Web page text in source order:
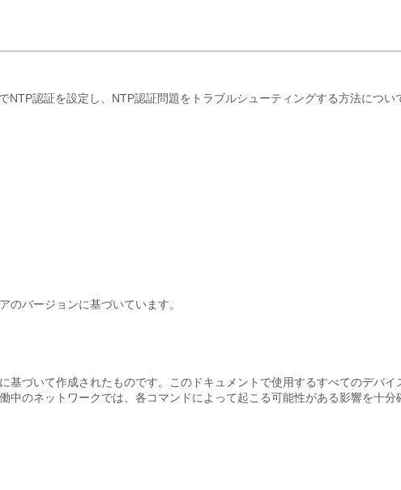
NTP認証を設定し、NTP認証問題をトラブルシューティングする方法につい
のバージョンに基づいています。
基づいて作成されたものです。このドキュメントで使用するすべてのデバイ
中のネットワークでは、各コマンドによって起こる可能性がある影響を十分